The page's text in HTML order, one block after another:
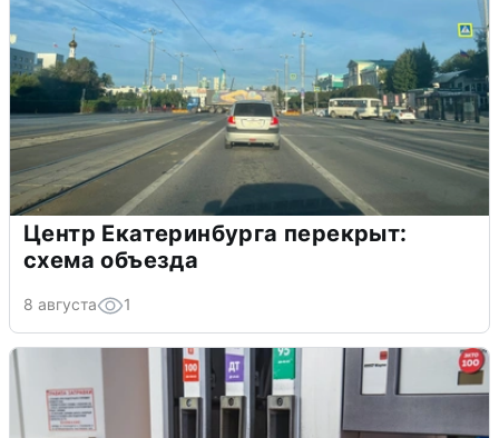
Центр Екатеринбурга перекрыт:
схема объезда
8 августа 1